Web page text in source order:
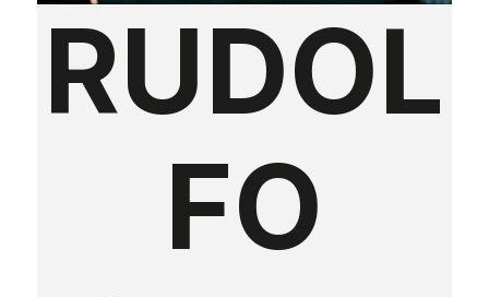
RUDOL
FO